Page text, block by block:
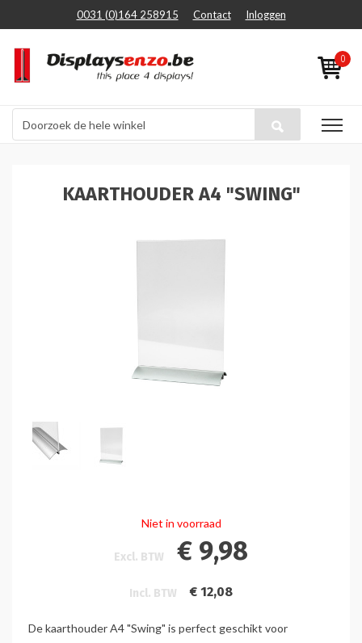
0031 (0)164 258915 Contact Inloggen
0
KAARTHOUDER A4 "SWING"
Niet in voorraad
Excl. BTW € 9,98
Incl. BTW € 12,08
De kaarthouder A4 "Swing" is perfect geschikt voor